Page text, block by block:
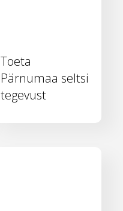
Toeta
Pärnumaa seltsi
tegevust